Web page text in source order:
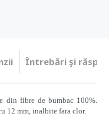
Întrebări şi
din fibre de bumbac 100%.
12 mm, inalbite fara clor.